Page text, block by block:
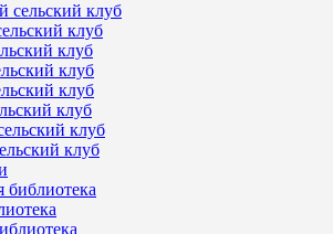
сельский клуб
клуб
клуб
клуб
клуб
клуб
клуб
клуб
библиотека